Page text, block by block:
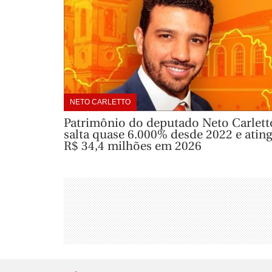
NETO CARLETTO
Patrimônio do deputado Neto
salta quase 6.000% desde 2022 e
R$ 34,4 milhões em 2026